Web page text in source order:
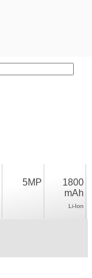
5MP
1800
mAh
Li-Ion